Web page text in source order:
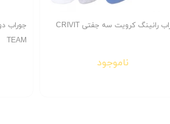
جوراب رانینگ کرویت سه جفتی CRIVIT
ناموجود
TEAM